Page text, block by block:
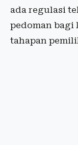
ada regulasi
pedoman
tahapan